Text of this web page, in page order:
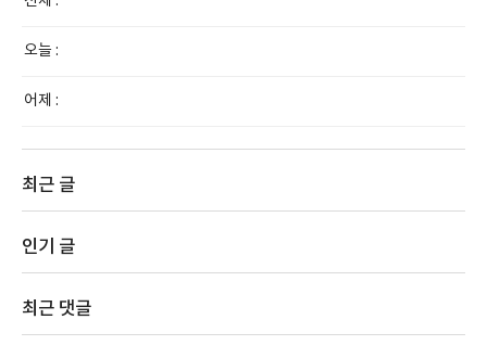
오늘 :
어제 :
최근 글
인기 글
최근 댓글